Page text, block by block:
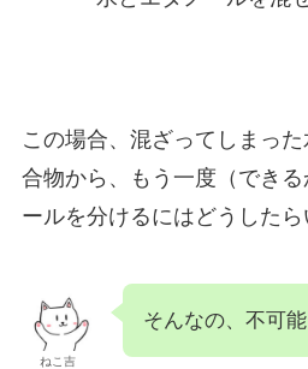
この場合、混ざってしまっ
合物から、もう一度（でき
ールを分けるにはどうしたら
ねこ吉
そんなの、不可